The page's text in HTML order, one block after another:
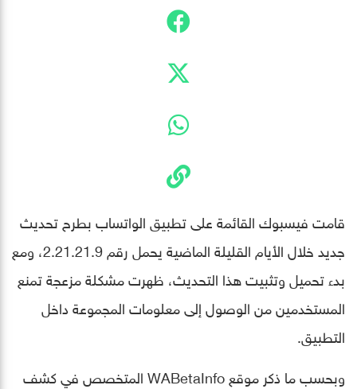
قامت فيسبوك القائمة على تطبيق الواتساب بطرح تحديث
جديد خلال الأيام القليلة الماضية يحمل رقم 2.21.21.9، ومع
بدء تحميل وتثبيت هذا التحديث، ظهرت مشكلة مزعجة تمنع
المستخدمين من الوصول إلى معلومات المجموعة داخل
التطبيق.
وبحسب ما ذكر موقع WABetaInfo المتخصص في كشف